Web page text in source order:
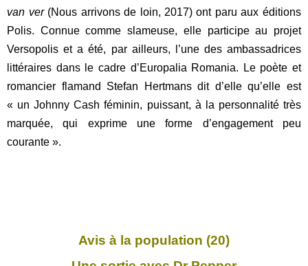
van ver(Nous arrivons de loin, 2017) ont paru aux éditions
Polis. Connue comme slameuse, elle participe au projet
Versopolis et a été, par ailleurs, l’une des ambassadrices
littéraires dans le cadre d’Europalia Romania. Le poète et
romancier flamand Stefan Hertmans dit d’elle qu’elle est
« un Johnny Cash féminin, puissant, à la personnalité très
marquée, qui exprime une forme d’engagement peu
courante ».
Avis à la population (20)